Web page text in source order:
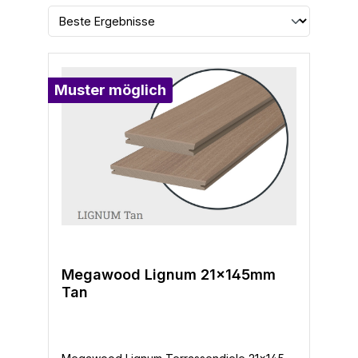
Muster möglich
Megawood Lignum 21x145mm
Tan